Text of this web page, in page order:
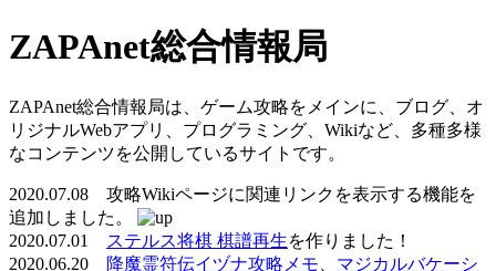
ZAPAnet総合情報局
ZAPAnet総合情報局は、ゲーム攻略をメインに、ブログ、オ
リジナルWebアプリ、プログラミング、Wikiなど、多種多様
なコンテンツを公開しているサイトです。
2020.07.08 攻略Wikiページに関連リンクを表示する機能を
追加しました。
2020.07.01
ステルス将棋 棋譜再生を作りました！
2020.06.20
降魔霊符伝イヅナ攻略メモ
マジカルバケーシ